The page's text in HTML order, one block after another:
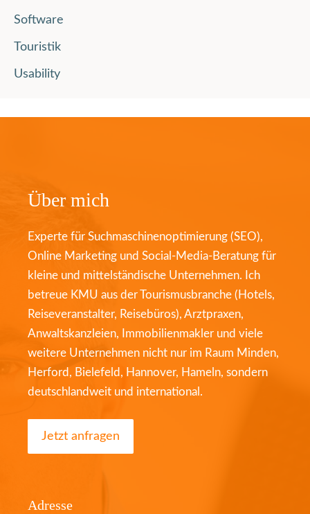
Software
Touristik
Usability
Über mich
Experte für Suchmaschinenoptimierung (SEO),
Online Marketing und Social-Media-Beratung für
kleine und mittelständische Unternehmen. Ich
betreue KMU aus der Tourismusbranche (Hotels,
Reiseveranstalter, Reisebüros), Arztpraxen,
Anwaltskanzleien, Immobilienmakler und viele
weitere Unternehmen nicht nur im Raum Minden,
Herford, Bielefeld, Hannover, Hameln, sondern
deutschlandweit und international.
Jetzt anfragen
Adresse